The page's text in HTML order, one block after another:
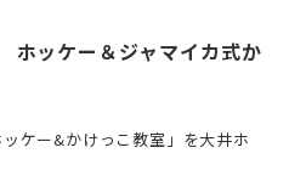
ッケー＆ジャマイカ式か
ケー&かけっこ教室」を大井ホ